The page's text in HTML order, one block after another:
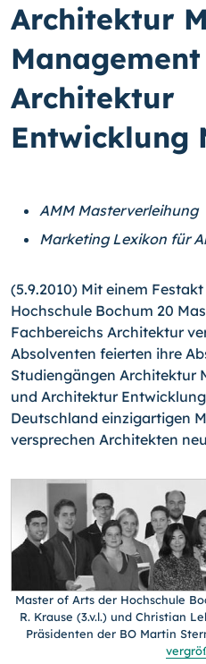
Architektur
Architektur
Entwicklung
AMM Masterverleihung
Marketing Lexikon für
(5.9.2010) Mit einem
Hochschule Bochum 20
Fachbereichs Architektur
Absolventen feierten ihre
Studiengängen Architektur
und Architektur Entwicklung
Deutschland einzigartigen
versprechen Architekten
Master of Arts der Hochschule
R. Krause (3.v.l.) und Christian
Präsidenten der BO Martin